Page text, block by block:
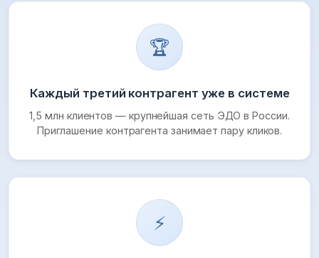
🏆
Каждый третий контрагент уже в системе
1,5 млн клиентов — крупнейшая сеть ЭДО в России.
Приглашение контрагента занимает пару кликов.
⚡